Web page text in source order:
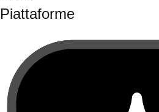
Piattaforme